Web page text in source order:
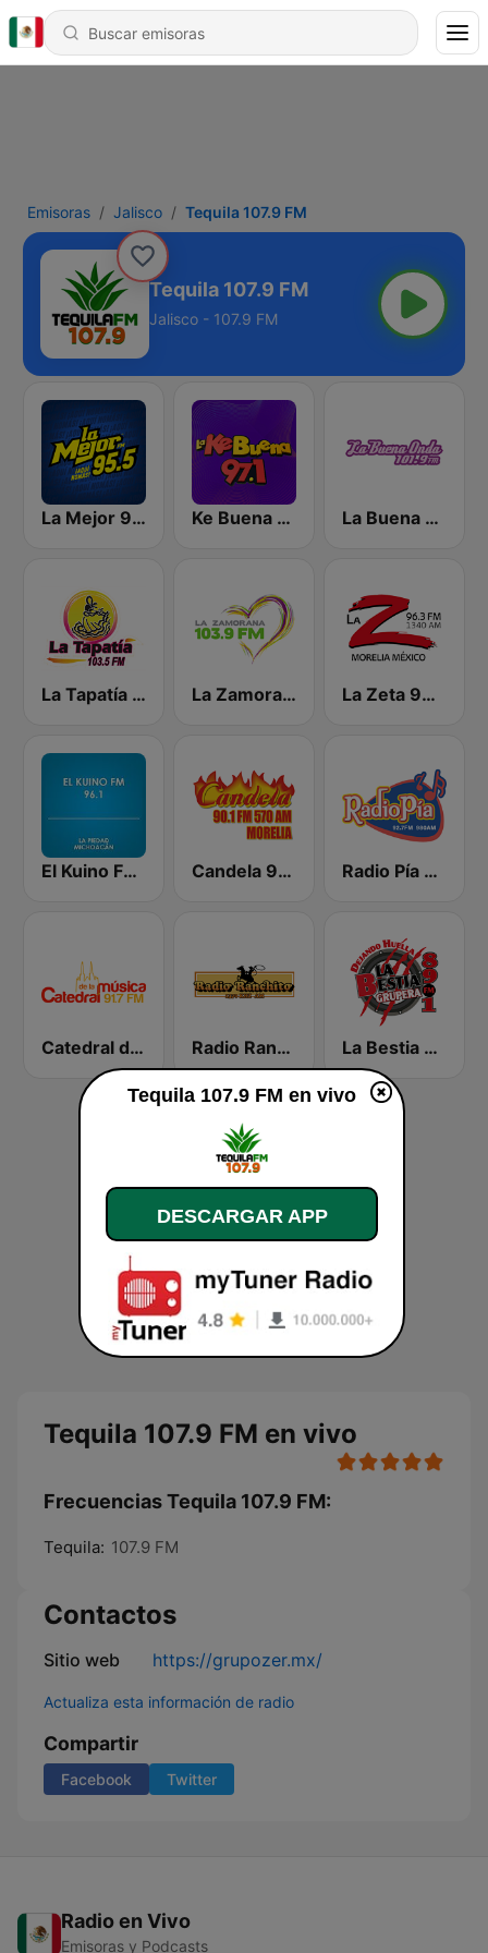
Emisoras Jalisco Tequila 107.9 FM
Tequila 107.9 FM
Jalisco - 107.9 FM
La Mejor 95.5 FM Ke Buena 97.1 FM La Buena Onda 101.9
La Tapatía 103.5 FM La Zamorana 103.9 FM La Zeta 96.3 FM
El Kuino FM 96.1 Candela 90.1 - Morelia Radio Pía 92.7 FM
Catedral de la Música Radio Ranchito 1370 AM La Bestia Grupera 89.1 FM
Tequila 107.9 FM en vivo
Frecuencias Tequila 107.9 FM:
Tequila: 107.9 FM
Contactos
Sitio web https://grupozer.mx/
Actualiza esta información de radio
Compartir
Facebook Twitter
Radio en Vivo
Emisoras y Podcasts
Tequila 107.9 FM en vivo
DESCARGAR APP